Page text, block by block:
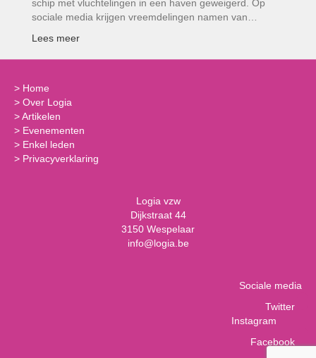
schip met vluchtelingen in een haven geweigerd. Op
sociale media krijgen vreemdelingen namen van…
Lees meer
> Home
> Over Logia
>Artikelen
> Evenementen
> Enkel leden
> Privacyverklaring
Logia vzw
Dijkstraat 44
3150 Wespelaar
info@logia.be
Sociale media
Twitter
Instagram
Facebook